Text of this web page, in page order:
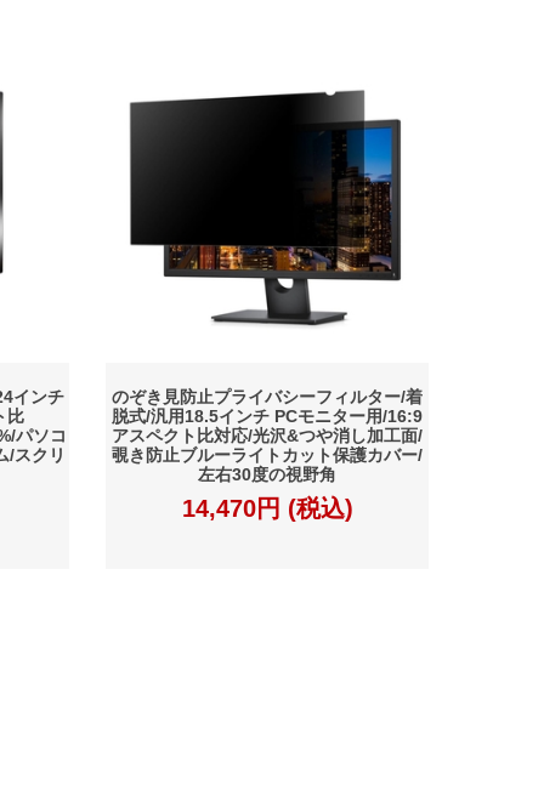
インチ
比
パソコ
/スクリ
のぞき見防止プライバシーフィルター/着
脱式/汎用18.5インチ PCモニター用/16:9
アスペクト比対応/光沢&つや消し加工面/
覗き防止ブルーライトカット保護カバー/
左右30度の視野角
14,470円 (税込)